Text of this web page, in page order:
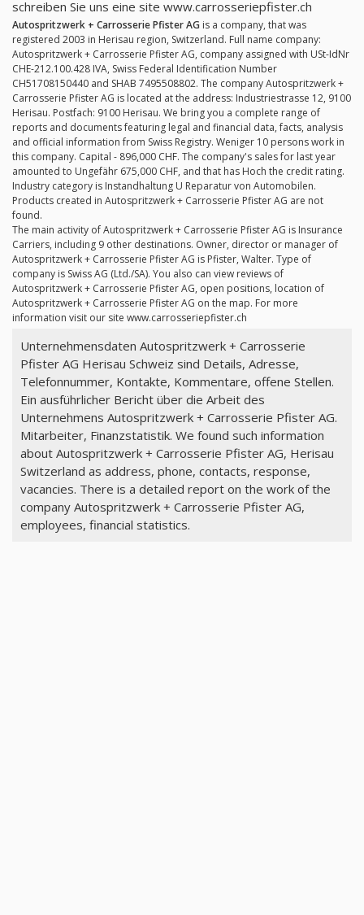
schreiben Sie uns eine site www.carrosseriepfister.ch
Autospritzwerk + Carrosserie Pfister AG is a company, that was
registered 2003 in Herisau region, Switzerland. Full name company:
Autospritzwerk + Carrosserie Pfister AG, company assigned with USt-IdNr
CHE-212.100.428 IVA, Swiss Federal Identification Number
CH51708150440 and SHAB 7495508802. The company Autospritzwerk +
Carrosserie Pfister AG is located at the address: Industriestrasse 12, 9100
Herisau. Postfach: 9100 Herisau. We bring you a complete range of
reports and documents featuring legal and financial data, facts, analysis
and official information from Swiss Registry. Weniger 10 persons work in
this company. Capital - 896,000 CHF. The company's sales for last year
amounted to Ungefähr 675,000 CHF, and that has Hoch the credit rating.
Industry category is Instandhaltung U Reparatur von Automobilen.
Products created in Autospritzwerk + Carrosserie Pfister AG are not
found.
The main activity of Autospritzwerk + Carrosserie Pfister AG is Insurance
Carriers, including 9 other destinations. Owner, director or manager of
Autospritzwerk + Carrosserie Pfister AG is Pfister, Walter. Type of
company is Swiss AG (Ltd./SA). You also can view reviews of
Autospritzwerk + Carrosserie Pfister AG, open positions, location of
Autospritzwerk + Carrosserie Pfister AG on the map. For more
information visit our site www.carrosseriepfister.ch
Unternehmensdaten Autospritzwerk + Carrosserie
Pfister AG Herisau Schweiz sind Details, Adresse,
Telefonnummer, Kontakte, Kommentare, offene Stellen.
Ein ausführlicher Bericht über die Arbeit des
Unternehmens Autospritzwerk + Carrosserie Pfister AG.
Mitarbeiter, Finanzstatistik. We found such information
about Autospritzwerk + Carrosserie Pfister AG, Herisau
Switzerland as address, phone, contacts, response,
vacancies. There is a detailed report on the work of the
company Autospritzwerk + Carrosserie Pfister AG,
employees, financial statistics.